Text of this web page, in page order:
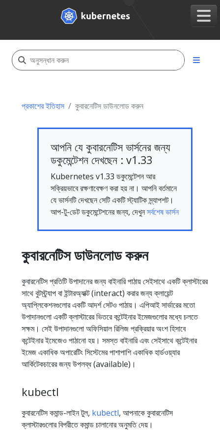
প্রকাশের ইতিহাস কুবারনেটিস ডাউনলোড করুন
আপনি যে কুবারনেটিস ভার্সনের জন্য
ডকুমেন্টেশন দেখছেন : v1.33
Kubernetes v1.33 ডকুমেন্টেশন আর
সক্রিয়ভাবে রক্ষণাবেক্ষণ করা হয় না। আপনি বর্তমানে
যে ভার্সনটি দেখছেন সেটি একটি স্ট্যাটিক স্ন্যাপশট।
আপ-টু-ডেট ডকুমেন্টেশনের জন্য, দেখুনসর্বশেষ ভার্সন
কুবারনেটিস ডাউনলোড করুন
কুবারনেটিস প্রতিটি উপাদানের জন্য বাইনারি পাঠায় সেইসাথে একটি ক্লাস্টারের
সাথে বুটস্ট্র্যাপ বা ইন্টারঅ্যাক্ট (interact) করার জন্য ক্লায়েন্ট
অ্যাপ্লিকেশনগুলোর একটি আদর্শ সেটও পাঠায়। এপিআই সার্ভারের মতো
উপাদানগুলো একটি ক্লাস্টারের ভিতরে কন্টেইনার ইমেজগুলোর মধ্যে চলতে
সক্ষম। সেই উপাদানগুলো অফিসিয়াল রিলিজ প্রক্রিয়ার অংশ হিসাবে
কন্টেইনার ইমেজেও পাঠানো হয়। সমস্ত বাইনারি এবং সেইসাথে কন্টেইনার
ইমেজ একাধিক অপারেটিং সিস্টেমের পাশাপাশি একাধিক হার্ডওয়্যার
আর্কিটেকচারের জন্য উপলব্ধ (available)।
kubectl
কুবারনেটিস কমান্ড-লাইন টুল, kubectl, আপনাকে কুবারনেটিস
ক্লাস্টারগুলোর বিপরীতে কমান্ড চালানোর অনুমতি দেয়।